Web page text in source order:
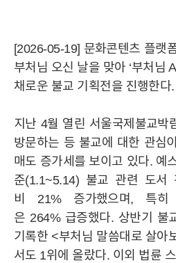
[2026-05-19] 문화콘텐츠 플랫
부처님 오신 날을 맞아 ‘부처님
채로운 불교 기획전을 진행한다.
지난 4월 열린 서울국제불교박
방문하는 등 불교에 대한 관심
매도 증가세를 보이고 있다. 예
준(1.1~5.14) 불교 관련 도서
비 21% 증가했으며, 특
은 264% 급증했다. 상반기 불
기록한 <부처님 말씀대로 살아
서도 1위에 올랐다. 이외 법륜